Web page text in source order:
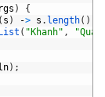
)
{
( s ) -> s . length( )
( "Khanh" ,
) ;